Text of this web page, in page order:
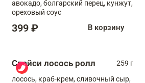
авокадо, болгарский перец, кунжут,
ореховый соус
399 ₽ В корзину
Спайси лосось ролл
259 г
лосось, краб-крем, сливочный сыр,